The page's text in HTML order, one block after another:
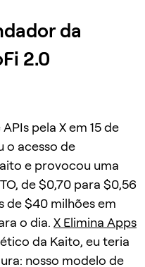
da
2.0
pela X em 15 de
o acesso de
e provocou uma
de $0,70 para $0,56
$40 milhões em
o dia. X Elimina Apps
da Kaito, eu teria
nosso modelo de